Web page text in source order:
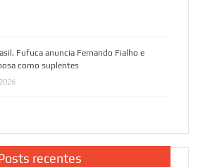
Fufuca anuncia Fernando Fialho e
como suplentes
recentes